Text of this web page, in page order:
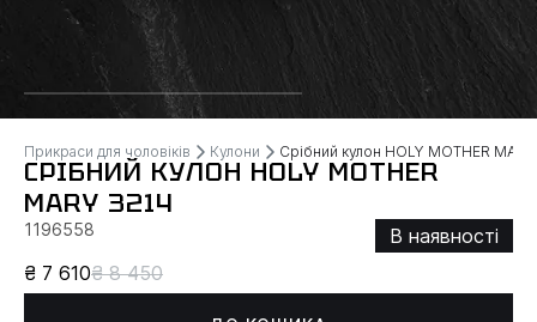
Прикраси для чоловіків Кулони Срібний кулон HOLY MOTHER MARY
СРІБНИЙ КУЛОН HOLY MOTHER
MARY 3214
1196558
В наявності
₴ 7 610₴ 8 450